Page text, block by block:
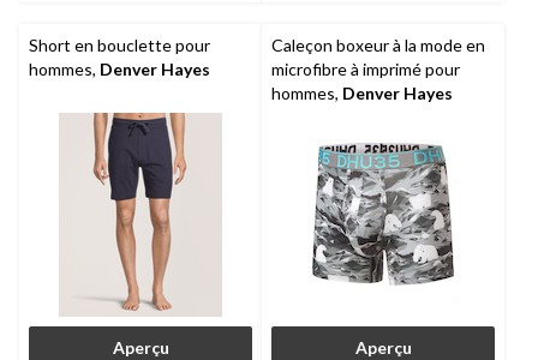
Short en bouclette pour
hommes, Denver Hayes
Aperçu
Caleçon boxeur à la mode en
microfibre à imprimé pour
hommes, Denver Hayes
Aperçu